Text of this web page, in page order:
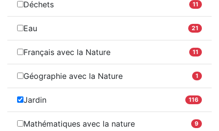
Déchets 11
Eau 21
Français avec la Nature 11
Géographie avec la Nature 1
Jardin 116
Mathématiques avec la nature 9